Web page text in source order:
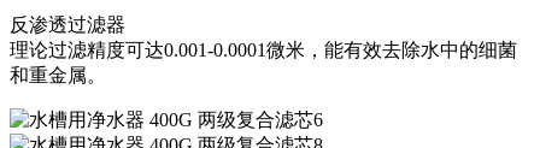
反渗透过滤器
理论过滤精度可达0.001-0.0001微米，能有效去除水中的细菌
和重金属。